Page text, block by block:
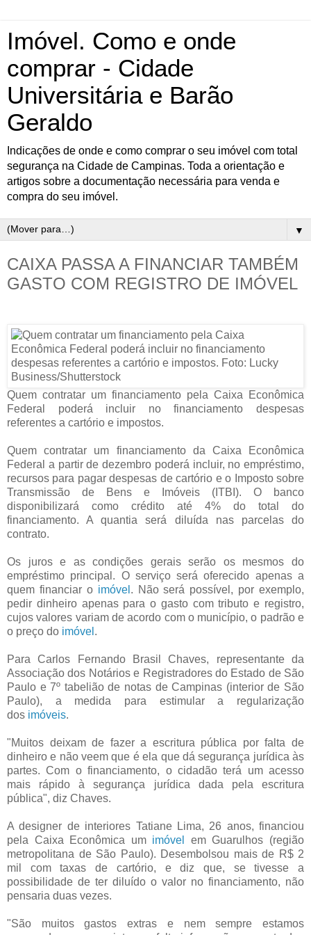
Imóvel. Como e onde
comprar - Cidade
Universitária e Barão
Geraldo
Indicações de onde e como comprar o seu imóvel com total
segurança na Cidade de Campinas. Toda a orientação e
artigos sobre a documentação necessária para venda e
compra do seu imóvel.
▼
CAIXA PASSA A FINANCIAR TAMBÉM
GASTO COM REGISTRO DE IMÓVEL
Quem contratar um financiamento pela Caixa Econômica
Federal poderá incluir no financiamento despesas
referentes a cartório e impostos.
Quem contratar um financiamento da Caixa Econômica
Federal a partir de dezembro poderá incluir, no empréstimo,
recursos para pagar despesas de cartório e o Imposto sobre
Transmissão de Bens e Imóveis (ITBI). O banco
disponibilizará como crédito até 4% do total do
financiamento. A quantia será diluída nas parcelas do
contrato.
Os juros e as condições gerais serão os mesmos do
empréstimo principal. O serviço será oferecido apenas a
quem financiar o imóvel . Não será possível, por exemplo,
pedir dinheiro apenas para o gasto com tributo e registro,
cujos valores variam de acordo com o município, o padrão e
o preço do imóvel .
Para Carlos Fernando Brasil Chaves, representante da
Associação dos Notários e Registradores do Estado de São
Paulo e 7º tabelião de notas de Campinas (interior de São
Paulo), a medida para estimular a regularização
dos imóveis.
"Muitos deixam de fazer a escritura pública por falta de
dinheiro e não veem que é ela que dá segurança jurídica às
partes. Com o financiamento, o cidadão terá um acesso
mais rápido à segurança jurídica dada pela escritura
pública", diz Chaves.
A designer de interiores Tatiane Lima, 26 anos, financiou
pela Caixa Econômica um imóvel
em Guarulhos (região
metropolitana de São Paulo). Desembolsou mais de R$ 2
mil com taxas de cartório, e diz que, se tivesse a
possibilidade de ter diluído o valor no financiamento, não
pensaria duas vezes.
"São muitos gastos extras e nem sempre estamos